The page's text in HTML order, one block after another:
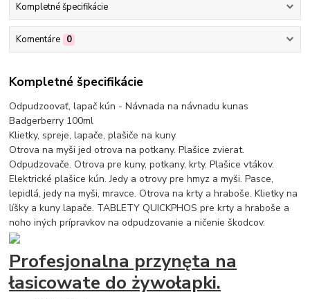
Kompletné špecifikácie
Komentáre 0
Kompletné špecifikácie
Odpudzoovať, lapač kún - Návnada na návnadu kunas
Badgerberry 100ml
Klietky, spreje, lapače, plašiče na kuny
Otrova na myši jed otrova na potkany. Plašice zvierat.
Odpudzovače. Otrova pre kuny, potkany, krty. Plašice vtákov.
Elektrické plašice kún. Jedy a otrovy pre hmyz a myši. Pasce,
lepidlá, jedy na myši, mravce. Otrova na krty a hraboše. Klietky na
líšky a kuny lapače. TABLETY QUICKPHOS pre krty a hraboše a
noho iných prípravkov na odpudzovanie a ničenie škodcov.
Profesjonalna przynęta na
łasicowate do żywołapki.